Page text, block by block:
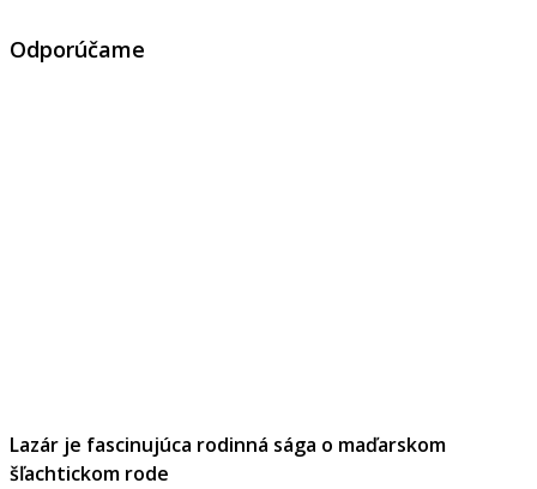
Odporúčame
Lazár je fascinujúca rodinná sága o maďarskom
šľachtickom rode